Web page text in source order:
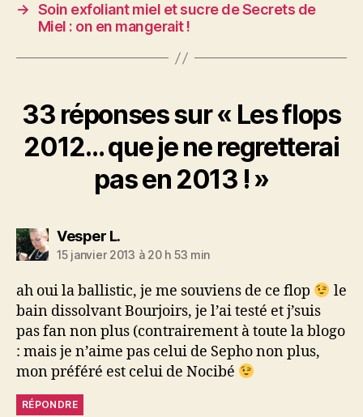
→ Soin exfoliant miel et sucre de Secrets de
Miel : on en mangerait !
33 réponses sur « Les flops
2012… que je ne regretterai
pas en 2013 ! »
Vesper L.dit :
15 janvier 2013 à 20 h 53 min
ah oui la ballistic, je me souviens de ce flop
le
bain dissolvant Bourjoirs, je l’ai testé et j’suis
pas fan non plus (contrairement à toute la blogo
: mais je n’aime pas celui de Sepho non plus,
mon préféré est celui de Nocibé
RÉPONDRE